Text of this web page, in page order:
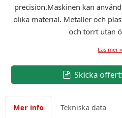
precision.Maskinen kan
olika material. Metaller och
och torrt utan
Läs mer »
Skicka
Mer info Tekniska data